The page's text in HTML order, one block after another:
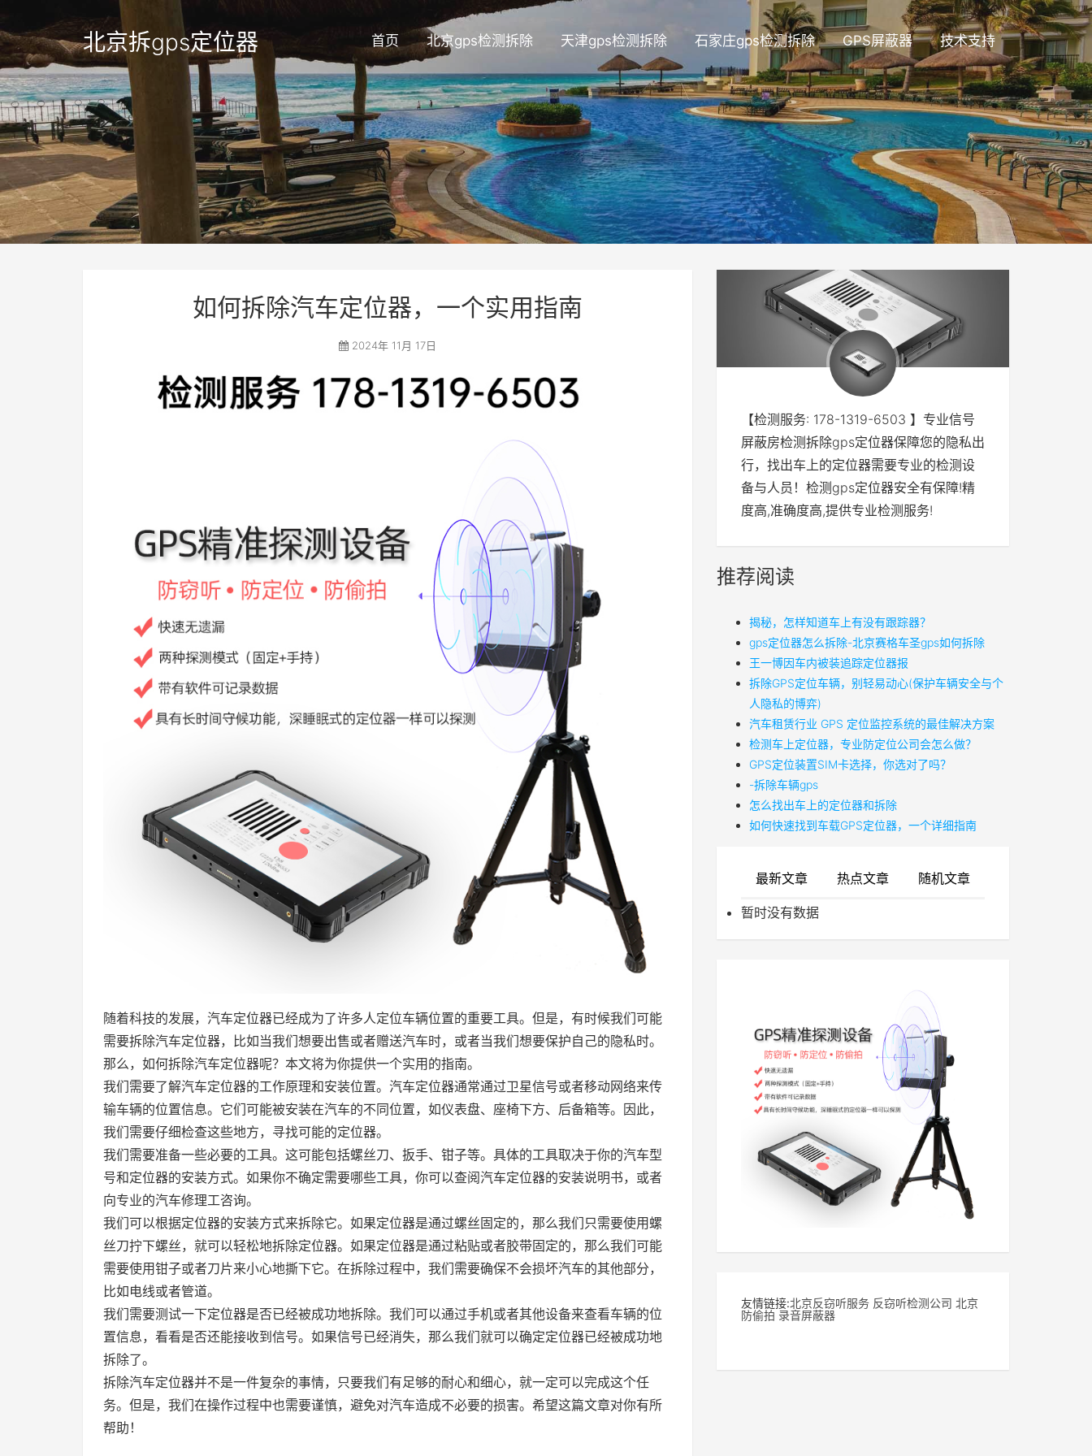
北京拆gps定位器 首页 北京gps检测拆除 天津gps检测拆除 石家庄gps检测拆除 GPS屏蔽器 技术支持
如何拆除汽车定位器，一个实用指南
2024年 11月 17日
随着科技的发展，汽车定位器已经成为了许多人定位车辆位置的重要工具。但是，有时候我们可能
需要拆除汽车定位器，比如当我们想要出售或者赠送汽车时，或者当我们想要保护自己的隐私时。
那么，如何拆除汽车定位器呢？本文将为你提供一个实用的指南。
我们需要了解汽车定位器的工作原理和安装位置。汽车定位器通常通过卫星信号或者移动网络来传
输车辆的位置信息。它们可能被安装在汽车的不同位置，如仪表盘、座椅下方、后备箱等。因此，
我们需要仔细检查这些地方，寻找可能的定位器。
我们需要准备一些必要的工具。这可能包括螺丝刀、扳手、钳子等。具体的工具取决于你的汽车型
号和定位器的安装方式。如果你不确定需要哪些工具，你可以查阅汽车定位器的安装说明书，或者
向专业的汽车修理工咨询。
我们可以根据定位器的安装方式来拆除它。如果定位器是通过螺丝固定的，那么我们只需要使用螺
丝刀拧下螺丝，就可以轻松地拆除定位器。如果定位器是通过粘贴或者胶带固定的，那么我们可能
需要使用钳子或者刀片来小心地撕下它。在拆除过程中，我们需要确保不会损坏汽车的其他部分，
比如电线或者管道。
我们需要测试一下定位器是否已经被成功地拆除。我们可以通过手机或者其他设备来查看车辆的位
置信息，看看是否还能接收到信号。如果信号已经消失，那么我们就可以确定定位器已经被成功地
拆除了。
拆除汽车定位器并不是一件复杂的事情，只要我们有足够的耐心和细心，就一定可以完成这个任
务。但是，我们在操作过程中也需要谨慎，避免对汽车造成不必要的损害。希望这篇文章对你有所
帮助！
【检测服务: 178-1319-6503 】专业信号
屏蔽房检测拆除gps定位器保障您的隐私出
行，找出车上的定位器需要专业的检测设
备与人员！检测gps定位器安全有保障!精
度高,准确度高,提供专业检测服务!
推荐阅读
揭秘，怎样知道车上有没有跟踪器？
gps定位器怎么拆除-北京赛格车圣gps如何拆除
王一博因车内被装追踪定位器报
拆除GPS定位车辆，别轻易动心(保护车辆安全与个
人隐私的博弈)
汽车租赁行业 GPS 定位监控系统的最佳解决方案
检测车上定位器，专业防定位公司会怎么做？
GPS定位装置SIM卡选择，你选对了吗？
-拆除车辆gps
怎么找出车上的定位器和拆除
如何快速找到车载GPS定位器，一个详细指南
最新文章 热点文章 随机文章
暂时没有数据
友情链接:北京反窃听服务 反窃听检测公司 北京
防偷拍 录音屏蔽器